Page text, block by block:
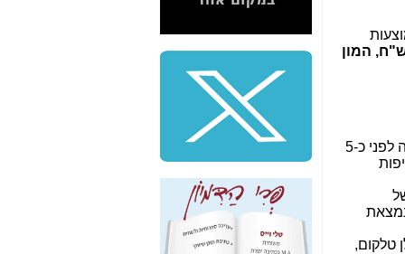
המון
כמות רשתות הסלולר במדינת ישראל ירדה בתקופה זו מ-4 רשתות די טובות (בקנה מידה מערבי, כפי שהיה לפני כ-5
טלקום,
משקיעות ומפתחות
באותם תחומים -כאן
שלמה פילבר (עד
לאחרונה מנכ"ל משרד
התקשורת) - עד
מדינה? הצחקתם
"יש אפליה בחקירה"?
חשיפה: למה השר
משה כחלון לא נחקר
עד היום? -
כאן